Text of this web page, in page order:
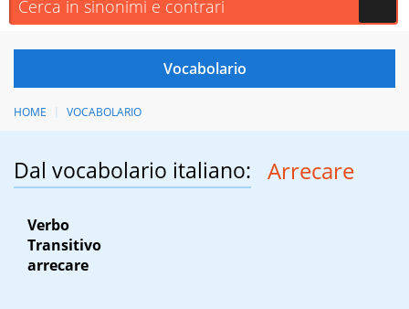
HOME VOCABOLARIO
Dal vocabolario italiano: Arrecare
Verbo
Transitivo
arrecare